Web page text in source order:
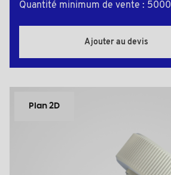
Quantité minimum de vente : 5000
Ajouter au devis
Plan 2D